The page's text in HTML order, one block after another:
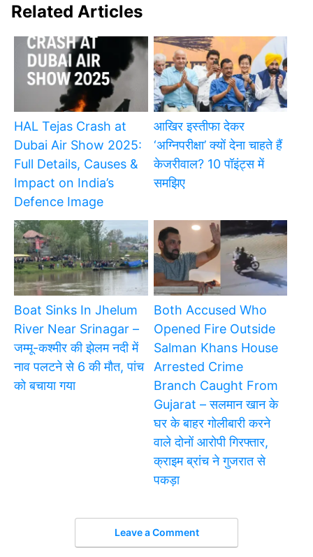
Related Articles
HAL Tejas Crash at
Dubai Air Show 2025:
Full Details, Causes &
Impact on India’s
Defence Image
आखिर इस्तीफा देकर
‘अग्निपरीक्षा’ क्यों देना चाहते हैं
केजरीवाल? 10 पॉइंट्स में
समझिए
Boat Sinks In Jhelum
River Near Srinagar –
जम्मू-कश्मीर की झेलम नदी में
नाव पलटने से 6 की मौत, पांच
को बचाया गया
Both Accused Who
Opened Fire Outside
Salman Khans House
Arrested Crime
Branch Caught From
Gujarat – सलमान खान के
घर के बाहर गोलीबारी करने
वाले दोनों आरोपी गिरफ्तार,
क्राइम ब्रांच ने गुजरात से
पकड़ा
Leave a Comment